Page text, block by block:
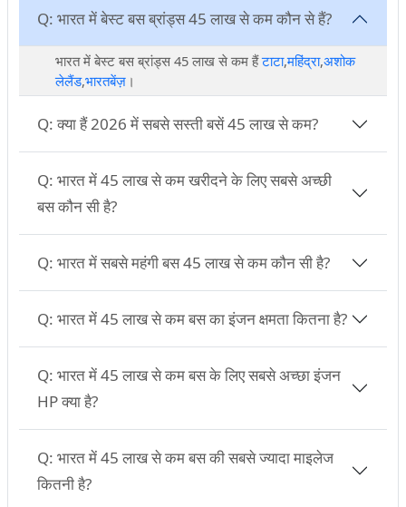
Q: भारत में बेस्ट बस ब्रांड्स 45 लाख से कम कौन से हैं?
भारत में बेस्ट बस ब्रांड्स 45 लाख से कम हैंटाटा,महिंद्रा,अशोक
लेलैंड,भारतबेंज़ ।
Q: क्या हैं 2026 में सबसे सस्ती बसें 45 लाख से कम?
Q: भारत में 45 लाख से कम खरीदने के लिए सबसे अच्छी
बस कौन सी है?
Q: भारत में सबसे महंगी बस 45 लाख से कम कौन सी है?
Q: भारत में 45 लाख से कम बस का इंजन क्षमता कितना है?
Q: भारत में 45 लाख से कम बस के लिए सबसे अच्छा इंजन
HP क्या है?
Q: भारत में 45 लाख से कम बस की सबसे ज्यादा माइलेज
कितनी है?